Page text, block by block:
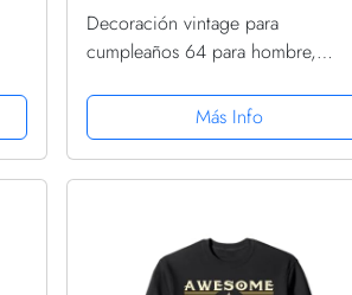
Decoración vintage para
cumpleaños 64 para hombre,
con Capucha
Más Info